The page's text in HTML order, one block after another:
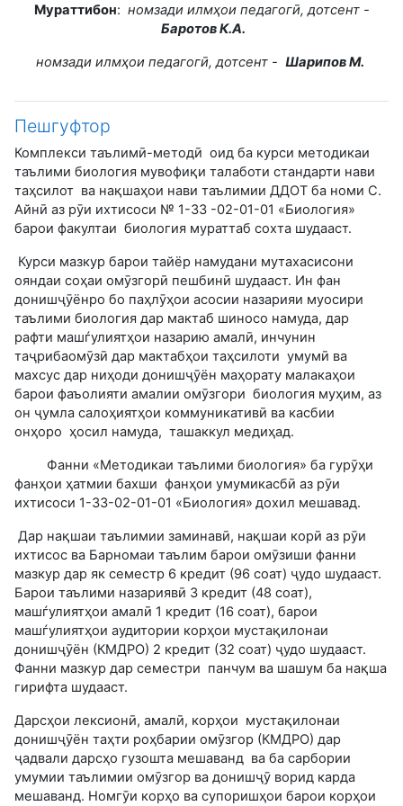
Мураттибон: номзади илмҳои педагогӣ, дотсент -
Баротов К.А.
номзади илмҳои педагогӣ, дотсент - Шарипов М.
Пешгуфтор
Комплекси таълимӣ-методӣ оид ба курси методикаи
таълими биология мувофиқи талаботи стандарти нави
таҳсилот ва нақшаҳои нави таълимии ДДОТ ба номи С.
Айнӣ аз рӯи ихтисоси № 1-33 -02-01-01 «Биология»
барои факултаи биология мураттаб сохта шудааст.
Курси мазкур барои тайёр намудани мутахасисони
ояндаи соҳаи омӯзгорӣ пешбинӣ шудааст. Ин фан
донишҷӯёнро бо паҳлӯҳои асосии назарияи муосири
таълими биология дар мактаб шиносо намуда, дар
рафти машѓулиятҳои назарию амалӣ, инчунин
таҷрибаомӯзӣ дар мактабҳои таҳсилоти умумӣ ва
махсус дар ниҳоди донишҷӯён маҳорату малакаҳои
барои фаъолияти амалии омӯзгори биология муҳим, аз
он ҷумла салоҳиятҳои коммуникативӣ ва касбии
онҳоро ҳосил намуда, ташаккул медиҳад.
Фанни «Методикаи таълими биология» ба гурӯҳи
фанҳои ҳатмии бахши фанҳои умумикасбӣ аз рӯи
ихтисоси 1-33-02-01-01 «Биология» дохил мешавад.
Дар нақшаи таълимии заминавӣ, нақшаи корӣ аз рӯи
ихтисос ва Барномаи таълим барои омӯзиши фанни
мазкур дар як семестр 6 кредит (96 соат) ҷудо шудааст.
Барои таълими назариявӣ 3 кредит (48 соат),
машѓулиятҳои амалӣ 1 кредит (16 соат), барои
машѓулиятҳои аудитории корҳои мустақилонаи
донишҷӯён (КМДРО) 2 кредит (32 соат) ҷудо шудааст.
Фанни мазкур дар семестри панчум ва шашум ба нақша
гирифта шудааст.
Дарсҳои лексионӣ, амалӣ, корҳои мустақилонаи
донишҷӯён таҳти роҳбарии омӯзгор (КМДРО) дар
ҷадвали дарсҳо гузошта мешаванд ва ба сарбории
умумии таълимии омӯзгор ва донишҷӯ ворид карда
мешаванд. Номгӯи корҳо ва супоришҳои барои корҳои